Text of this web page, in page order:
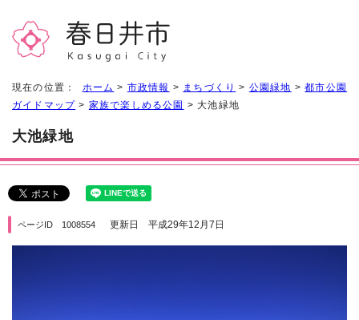
現在の位置： ホーム > 市政情報 > まちづくり > 公園緑地 >都市公園
ガイドマップ > 家族で楽しめる公園 > 大池緑地
大池緑地
ページID 1008554 更新日 平成29年12月7日